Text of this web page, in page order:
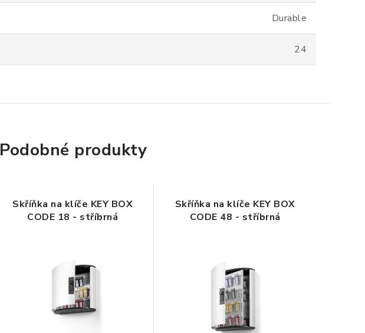
Durable
24
Podobné produkty
Skříňka na klíče KEY BOX
CODE 18 - stříbrná
Skříňka na klíče KEY BOX
CODE 48 - stříbrná